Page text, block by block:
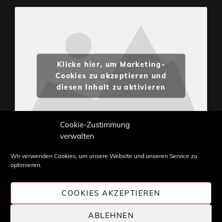
Cookie-Zustimmung
verwalten
Wir verwenden Cookies, um unsere Website und unseren Service zu
optimieren.
COOKIES AKZEPTIEREN
ABLEHNEN
Klicke hier, um Marketing-
Cookies zu akzeptieren und
diesen Inhalt zu aktivieren
Weiterverwendung nur mit Zustimmung von
STONE PROG.